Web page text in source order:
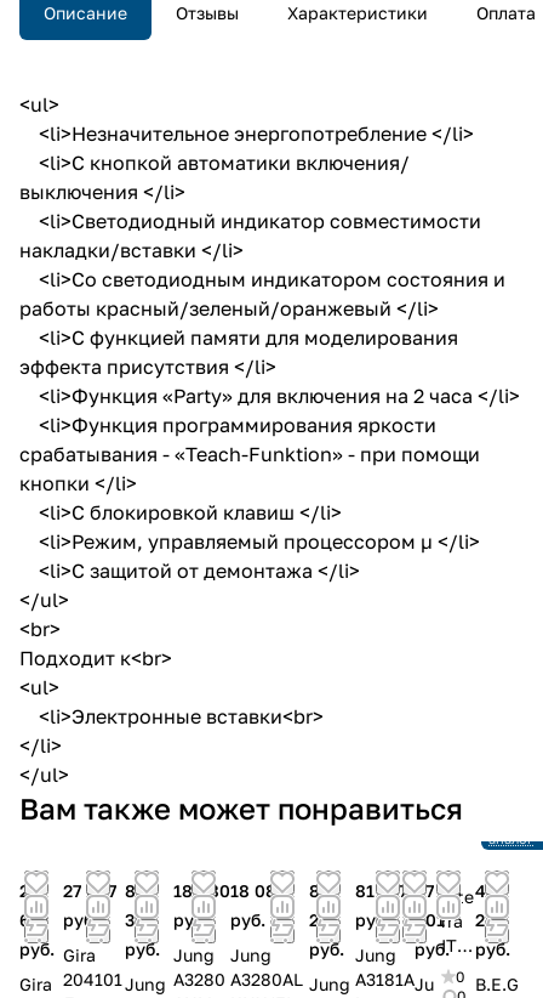
Описание Отзывы Характеристики Оплата
<ul>
<li>Незначительное энергопотребление </li>
<li>С кнопкой автоматики включения/
выключения </li>
<li>Светодиодный индикатор совместимости
накладки/вставки </li>
<li>Со светодиодным индикатором состояния и
работы красный/зеленый/оранжевый </li>
<li>С функцией памяти для моделирования
эффекта присутствия </li>
<li>Функция «Party» для включения на 2 часа </li>
<li>Функция программирования яркости
срабатывания - «Teach-Funktion» - при помощи
кнопки </li>
<li>С блокировкой клавиш </li>
<li>Режим, управляемый процессором µ </li>
<li>С защитой от демонтажа </li>
</ul>
<br>
Подходит к<br>
<ul>
<li>Электронные вставки<br>
</li>
</ul>
Вам также может понравиться
27
612
руб.
Gira
27 047
руб.
Gira
204101
85
394
руб.
Jung
18 080
руб.
Jung
A3280
18 080
руб.
Jung
A3280AL
81
237
руб.
Jung
81 237
руб.
Jung
A3181A
97
001
руб.
Ju
Inte
rra
ITR
415
-
0
46
287
руб.
B.E.G